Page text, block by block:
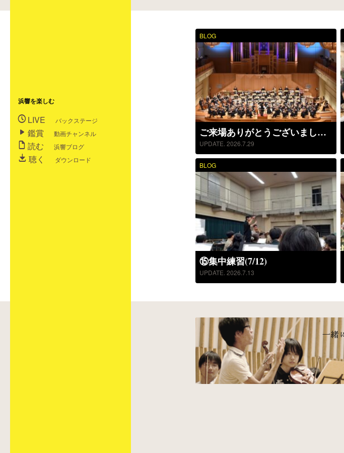
浜響を楽しむ
LIVE バックステージ
鑑賞 動画チャンネル
読む 浜響ブログ
聴く ダウンロード
BLOG
ご来場ありがとうございました。(7/26)
UPDATE. 2026.7.29
BLOG
⑮集中練習(7/12)
UPDATE. 2026.7.13